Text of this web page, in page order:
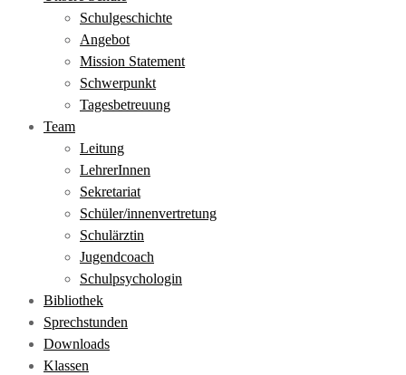
Schulgeschichte
Angebot
Mission Statement
Schwerpunkt
Tagesbetreuung
Team
Leitung
LehrerInnen
Sekretariat
Schüler/innenvertretung
Schulärztin
Jugendcoach
Schulpsychologin
Bibliothek
Sprechstunden
Downloads
Klassen